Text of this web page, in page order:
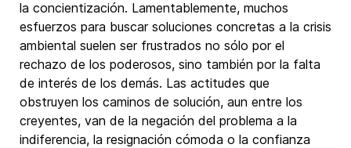
la concientización. Lamentablemente, muchos
esfuerzos para buscar soluciones concretas a la crisis
ambiental suelen ser frustrados no sólo por el
rechazo de los poderosos, sino también por la falta
de interés de los demás. Las actitudes que
obstruyen los caminos de solución, aun entre los
creyentes, van de la negación del problema a la
indiferencia, la resignación cómoda o la confianza